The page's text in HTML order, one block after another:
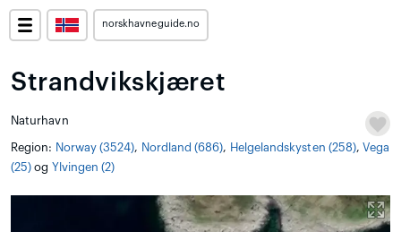
norskhavneguide.no
Strandvikskjæret
Naturhavn
Region: Norway (3524), Nordland (686), Helgelandskysten (258),Vega
(25) og Ylvingen (2)